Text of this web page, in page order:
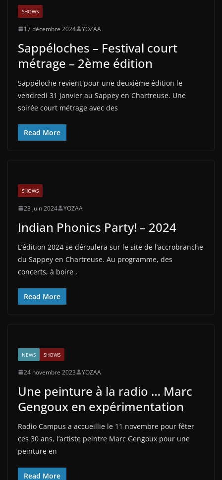
SHOWS
17 décembre 2024 YOZAA
Sappéloches – Festival court
métrage – 2ème édition
Sappéloche revient pour une deuxième édition le
vendredi 31 janvier au Sappey en Chartreuse. Une
soirée court métrage avec des
Read More
SHOWS
23 juin 2024 YOZAA
Indian Phonics Party! – 2024
L’édition 2024 se déroulera sur le site de l’accrobranche
du Sappey en Chartreuse. Au programme, des
concerts, à boire ,
Read More
NEWS SHOWS
24 novembre 2023 YOZAA
Une peinture à la radio … Marc
Gengoux en expérimentation
Radio Campus a accueillie le 11 novembre pour fêter
ces 30 ans, l’artiste peintre Marc Gengoux pour une
peinture en
Read More